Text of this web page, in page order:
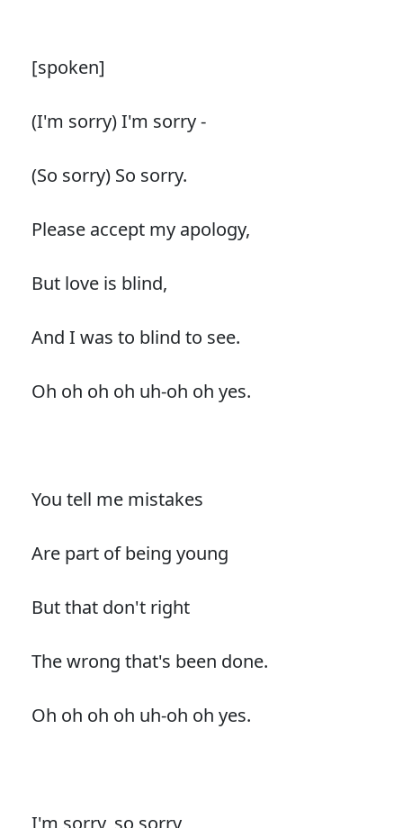
[spoken]
(I'm sorry) I'm sorry -
(So sorry) So sorry.
Please accept my apology,
But love is blind,
And I was to blind to see.
Oh oh oh oh uh-oh oh yes.
You tell me mistakes
Are part of being young
But that don't right
The wrong that's been done.
Oh oh oh oh uh-oh oh yes.
I'm sorry, so sorry